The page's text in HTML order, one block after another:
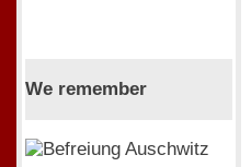
We remember